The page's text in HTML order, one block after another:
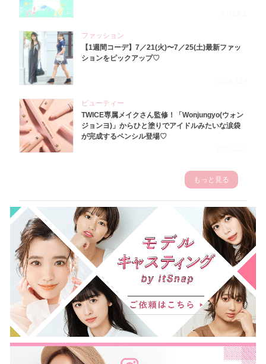
ファッション
【1週間コーデ】7／21(火)〜7／25(土)最新ファッ
ションをピックアップ♡
ビューティー
TWICE専属メイクさん監修！「Wonjungyo(ウォン
ジョンヨ)」からひと塗りでアイドルみたいな涙袋
が完成するペンシル登場♡
もっと見る